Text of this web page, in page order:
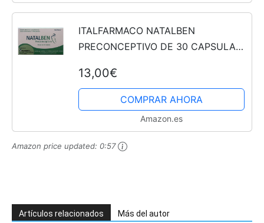
ITALFARMACO NATALBEN
PRECONCEPTIVO DE 30 CAPSULAS
13,00€
COMPRAR AHORA
Amazon.es
Amazon price updated: 0:57
Artículos relacionados Más del autor